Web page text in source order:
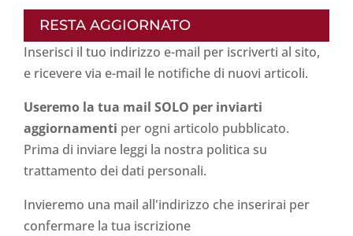
RESTA AGGIORNATO
Inserisci il tuo indirizzo e-mail per iscriverti al sito,
e ricevere via e-mail le notifiche di nuovi articoli.
Useremo la tua mail SOLO per inviarti
aggiornamenti per ogni articolo pubblicato.
Prima di inviare leggi la nostra politica su
trattamento dei dati personali.
Invieremo una mail all'indirizzo che inserirai per
confermare la tua iscrizione